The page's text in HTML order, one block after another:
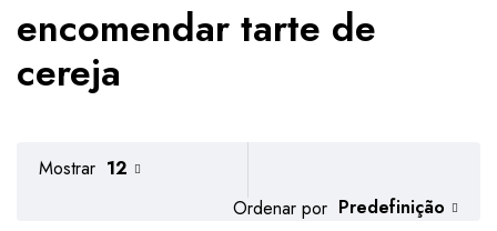
encomendar tarte de
cereja
Ordenar por Predefinição
Mostrar 12